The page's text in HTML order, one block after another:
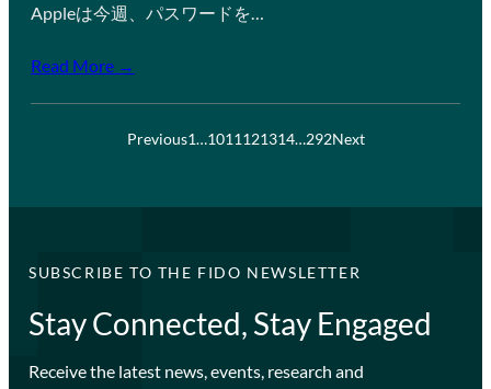
Appleは今週、パスワードを…
Read More →
Previous1…1011121314…292Next
SUBSCRIBE TO THE FIDO NEWSLETTER
Stay Connected, Stay Engaged
Receive the latest news, events, research and